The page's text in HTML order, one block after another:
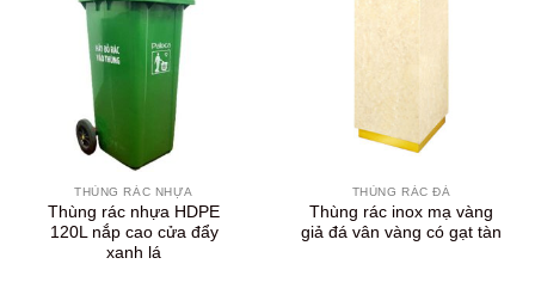
THÙNG RÁC NHỰA
Thùng rác nhựa HDPE
120L nắp cao cửa đẩy
xanh lá
THÙNG RÁC ĐÁ
Thùng rác inox mạ vàng
giả đá vân vàng có gạt tàn